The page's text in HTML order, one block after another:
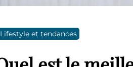
Lifestyle et tendances